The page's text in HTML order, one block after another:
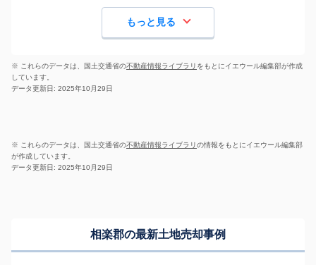
もっと見る
※ これらのデータは、国土交通省の不動産情報ライブラリ をもとにイエウール編集部が作成
しています。
データ更新日: 2025年10月29日
※ これらのデータは、国土交通省の不動産情報ライブラリの情報をもとにイエウール編集部
が作成しています。
データ更新日: 2025年10月29日
相楽郡の最新土地売却事例